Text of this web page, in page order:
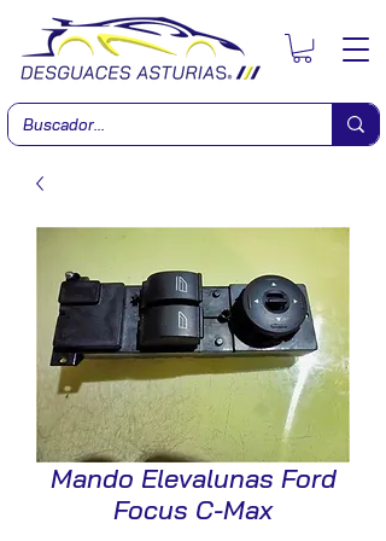
Mando Elevalunas Ford
Focus C-Max